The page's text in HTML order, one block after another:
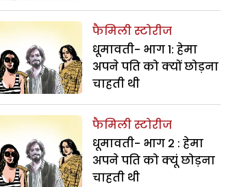
फैमिली स्टोरीज
धूमावती- भाग 1: हेमा
अपने पति को क्यों छोड़ना
चाहती थी
फैमिली स्टोरीज
धूमावती- भाग 2 : हेमा
अपने पति को क्यूं छोड़ना
चाहती थी